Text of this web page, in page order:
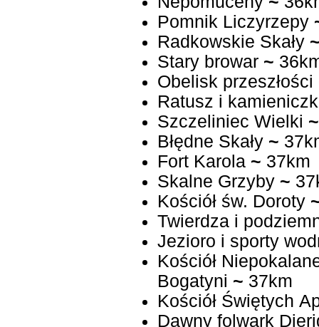
Pomnik Liczyrzepy
Radkowskie Skały
Stary browar ~
Obelisk przeszłości
Ratusz i
Szczeliniec Wielki ~
Błędne Skały ~
Fort Karola ~ 37km
Skalne Grzyby ~
Kościół św. Doroty
Twierdza i
Jezioro i sporty
Kościół
Bogatyni ~ 37km
Kościół Świętych
Dawny folwark